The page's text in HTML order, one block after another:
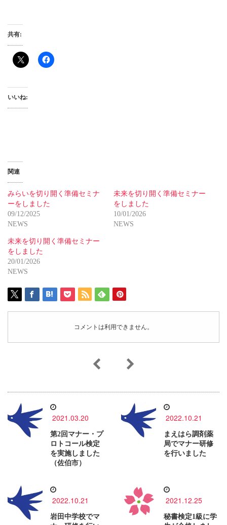
共有:
いいね:
関連
みらいを切り開く準備セミナ
ーをしました
09/12/2025
NEWS
未来を切り開く準備セミナー
をしました
10/01/2026
NEWS
未来を切り開く準備セミナー
をしました
20/01/2026
NEWS
コメントは利用できません。
2021.03.20
第2回マナー・プ
ロトコール検定
を実施しました
（佐伯市）
2022.10.21
まえはら調剤薬
局でマナー研修
を行いました
2022.10.21
岩田中学校でマ
2021.12.25
秘書検定1級に学